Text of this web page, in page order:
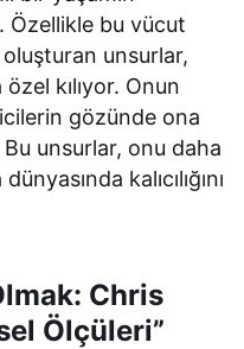
Özellikle bu vücut
oluşturan unsurlar,
kılıyor. Onun
gözünde ona
Bu unsurlar, onu daha
kalıcılığını
Chris
Ölçüleri”